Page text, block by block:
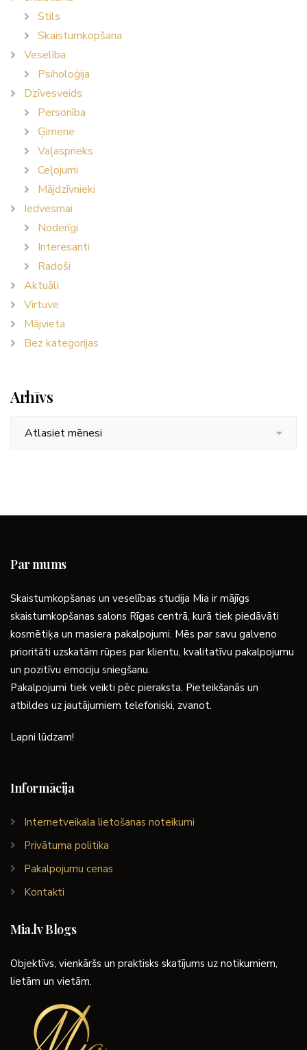
Stils
Skaistumkopšana
Veselība
Psiholoģija
Dzīvesveids
Personība
Ģimene
Vaļasprieks
Ceļojumi
Mājdzīvnieki
Iedvesmai
Noderīgi
Interesanti
Radoši
Aktuāli
Virtuve
Mājvieta
Bez kategorijas
Arhīvs
Par mums
Skaistumkopšanas un veselības studija Mia ir mājīgs
skaistumkopšanas salons Rīgas centrā, kurā tiek piedāvāti
kosmētiķa un masiera pakalpojumi. Mēs par savu galveno
prioritāti uzskatām rūpes par klientu, kvalitatīvu pakalpojumu
un pozitīvu emociju sniegšanu.
Pakalpojumi tiek veikti pēc pieraksta. Pieteikšanās un
atbildes uz jautājumiem telefoniski, zvanot.
Lapni lūdzam!
Informācija
Internetveikala lietošanas noteikumi
Privātuma politika
Pakalpojumu cenas
Kontakti
Mia.lv Blogs
Objektīvs, vienkāršs un praktisks skatījums uz notikumiem,
lietām un vietām.